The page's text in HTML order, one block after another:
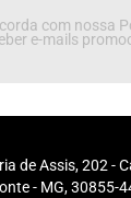
com nossa
e-mails
de Assis, 202 -
- MG, 30855-